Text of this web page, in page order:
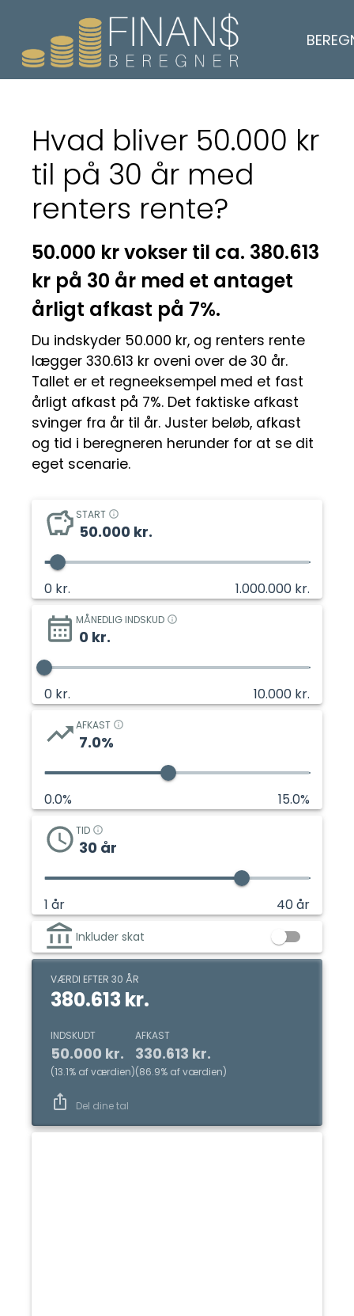
Hvad bliver 50.000 kr
til på 30 år med
renters rente?
50.000 kr vokser til ca. 380.613
kr på 30 år med et antaget
årligt afkast på 7%.
Du indskyder 50.000 kr, og renters rente
lægger 330.613 kr oveni over de 30 år.
Tallet er et regneeksempel med et fast
årligt afkast på 7%. Det faktiske afkast
svinger fra år til år. Juster beløb, afkast
og tid i beregneren herunder for at se dit
eget scenarie.
START
50.000 kr.
0 kr. 1.000.000 kr.
MÅNEDLIG INDSKUD
0 kr.
0 kr. 10.000 kr.
AFKAST
7.0%
0.0% 15.0%
TID
30 år
1 år 40år
Inkluder skat
VÆRDI EFTER 30 ÅR
380.613 kr.
INDSKUDT
50.000 kr.
(13.1% af værdien)
AFKAST
330.613 kr.
(86.9% af værdien)
Del dine tal